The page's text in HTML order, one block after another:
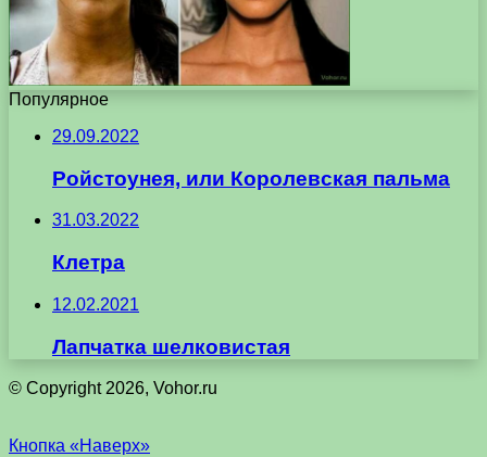
Популярное
29.09.2022
Ройстоунея, или Королевская пальма
31.03.2022
Клетра
12.02.2021
Лапчатка шелковистая
© Copyright 2026, Vohor.ru
Кнопка «Наверх»